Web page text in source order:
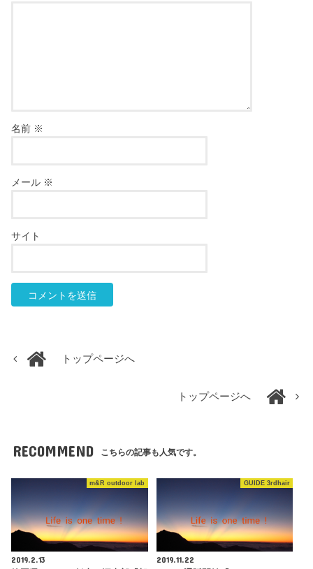
名前 ※
メール ※
サイト
トップページへ
トップページへ
RECOMMEND こちらの記事も人気です。
m&R outdoor lab
2019.2.13
GUIDE 3rdhair
2019.11.22